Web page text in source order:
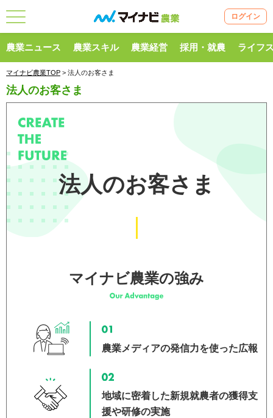
ログイン
農業ニュース 農業スキル 農業経営 採用・就農 ライフ
マイナビ農業TOP > 法人のお客さま
法人のお客さま
法人のお客さま
マイナビ農業の強み
農業メディアの発信力を使った広報
地域に密着した新規就農者の獲得支
援や研修の実施